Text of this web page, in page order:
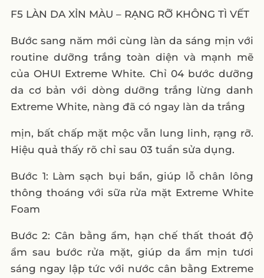
F5 LÀN DA XỈN MÀU – RẠNG RỠ KHÔNG TÌ VẾT
Bước sang năm mới cùng làn da sáng mịn với
routine dưỡng trắng toàn diện và mạnh mẽ
của OHUI Extreme White. Chỉ 04 bước dưỡng
da cơ bản với dòng dưỡng trắng lừng danh
Extreme White, nàng đã có ngay làn da trắng
mịn, bất chấp mặt mộc vẫn lung linh, rạng rỡ.
Hiệu quả thấy rõ chỉ sau 03 tuần sửa dụng.
Bước 1: Làm sạch bụi bẩn, giúp lỗ chân lông
thông thoáng với sữa rửa mặt Extreme White
Foam
Bước 2: Cân bằng ẩm, hạn chế thất thoát độ
ẩm sau bước rửa mặt, giúp da ẩm mịn tươi
sáng ngay lập tức với nước cân bằng Extreme